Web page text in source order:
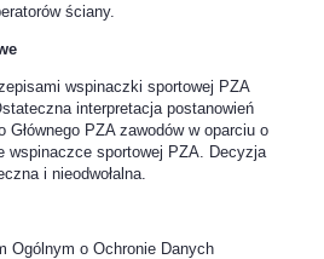
ściany.
wspinaczki sportowej PZA
interpretacja postanowień
PZA zawodów w oparciu o
wspinaczce sportowej PZA. Decyzja
i nieodwołalna.
Ogólnym o Ochronie Danych